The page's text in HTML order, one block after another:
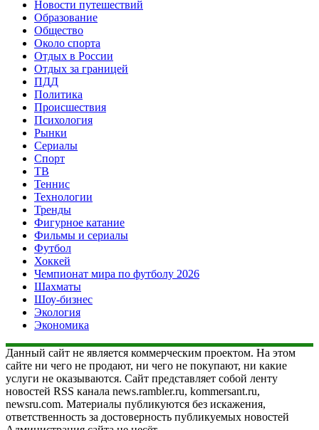
Новости путешествий
Образование
Общество
Около спорта
Отдых в России
Отдых за границей
ПДД
Политика
Происшествия
Психология
Рынки
Сериалы
Спорт
ТВ
Теннис
Технологии
Тренды
Фигурное катание
Фильмы и сериалы
Футбол
Хоккей
Чемпионат мира по футболу 2026
Шахматы
Шоу-бизнес
Экология
Экономика
Данный сайт не является коммерческим проектом. На этом
сайте ни чего не продают, ни чего не покупают, ни какие
услуги не оказываются. Сайт представляет собой ленту
новостей RSS канала news.rambler.ru, kommersant.ru,
newsru.com. Материалы публикуются без искажения,
ответственность за достоверность публикуемых новостей